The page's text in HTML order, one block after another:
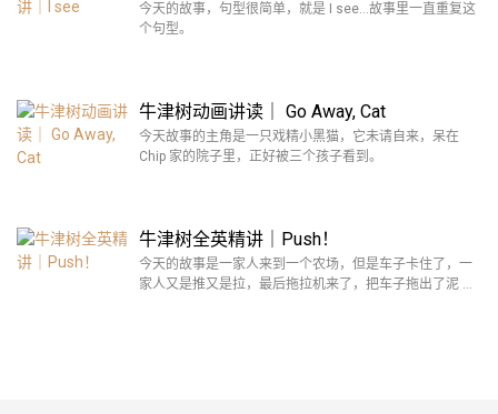
今天的故事，句型很简单，就是 I see…故事里一直重复这
个句型。
牛津树动画讲读｜ Go Away, Cat
今天故事的主角是一只戏精小黑猫，它未请自来，呆在
Chip 家的院子里，正好被三个孩子看到。
牛津树全英精讲｜Push！
今天的故事是一家人来到一个农场，但是车子卡住了，一
家人又是推又是拉，最后拖拉机来了，把车子拖出了泥 …